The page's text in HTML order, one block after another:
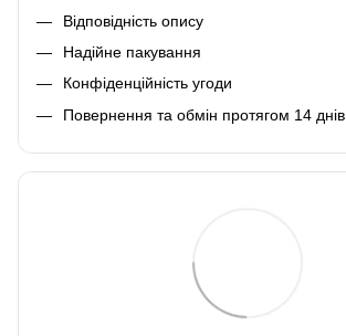
Відповідність опису
Надійне пакування
Конфіденційність угоди
Повернення та обмін протягом 14 днів